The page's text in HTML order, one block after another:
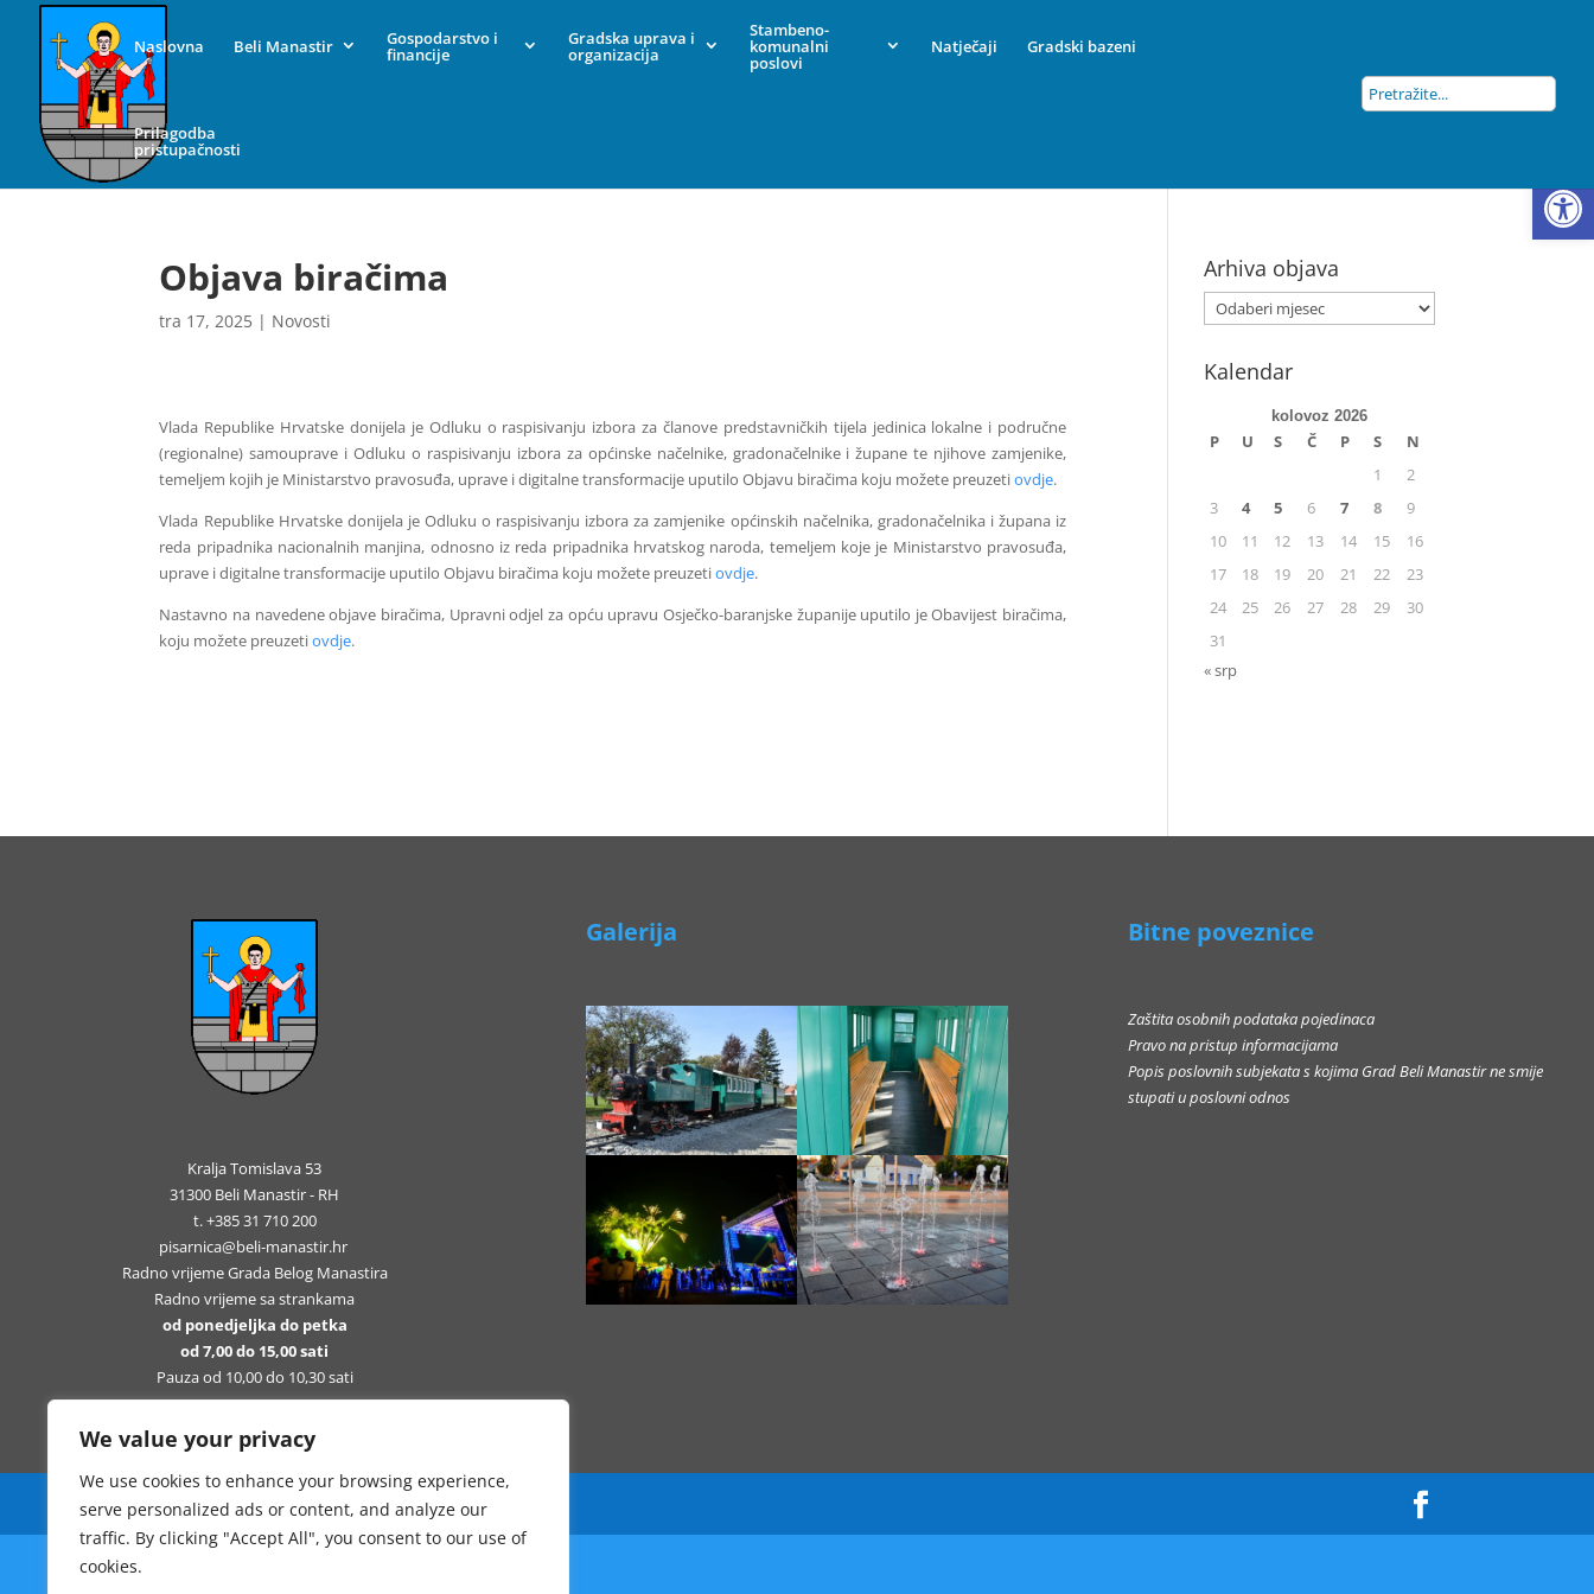
We value your privacy
We use cookies to enhance your browsing experience,
serve personalized ads or content, and analyze our
traffic. By clicking "Accept All", you consent to our use of
cookies.
Naslovna Beli Manastir Gospodarstvo i
financije
Gradska uprava i
organizacija
Stambeno-
komunalni
poslovi
Natječaji Gradski bazeni
Prilagodba
pristupačnosti
Objava biračima
tra 17, 2025 | Novosti
Vlada Republike Hrvatske donijela je Odluku o raspisivanju izbora za članove predstavničkih tijela jedinica lokalne i područne
(regionalne) samouprave i Odluku o raspisivanju izbora za općinske načelnike, gradonačelnike i župane te njihove zamjenike,
temeljem kojih je Ministarstvo pravosuđa, uprave i digitalne transformacije uputilo Objavu biračima koju možete preuzetiovdje.
Vlada Republike Hrvatske donijela je Odluku o raspisivanju izbora za zamjenike općinskih načelnika, gradonačelnika i župana iz
reda pripadnika nacionalnih manjina, odnosno iz reda pripadnika hrvatskog naroda, temeljem koje je Ministarstvo pravosuđa,
uprave i digitalne transformacije uputilo Objavu biračima koju možete preuzetiovdje.
Nastavno na navedene objave biračima, Upravni odjel za opću upravu Osječko-baranjske županije uputilo je Obavijest biračima,
koju možete preuzetiovdje.
Arhiva objava
Kalendar
kolovoz 2026
P U S Č P S
N
1
2
3
4 5 6 7 8
9
10
11 12 13 14 15
16
17
18 19 20 21 22
23
24
25 26 27 28 29
30
31
« srp
Kralja Tomislava 53
31300 Beli Manastir - RH
t. +385 31 710 200
pisarnica@beli-manastir.hr
Radno vrijeme Grada Belog Manastira
Radno vrijeme sa strankama
od ponedjeljka do petka
od 7,00 do 15,00 sati
Pauza od 10,00 do 10,30 sati
Galerija Bitne poveznice
Zaštita osobnih podataka pojedinaca
Pravo na pristup informacijama
Popis poslovnih subjekata s kojima Grad Beli Manastir ne smije
stupati u poslovni odnos
Sva prava pridržana Grad Beli Manastir